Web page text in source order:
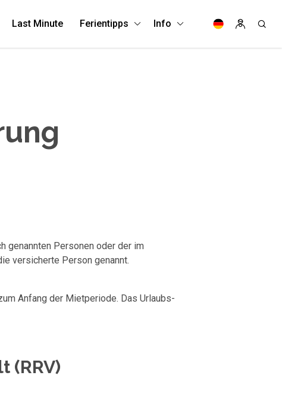
Last Minute Ferientipps Info
genannten Personen oder der im
versicherte Person genannt.
Anfang der Mietperiode. Das Urlaubs-
(RRV)